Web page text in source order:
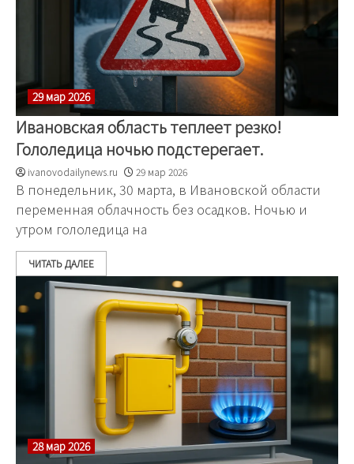
29 мар 2026
Ивановская область теплеет резко!
Гололедица ночью подстерегает.
ivanovodailynews.ru 29 мар 2026
В понедельник, 30 марта, в Ивановской области
переменная облачность без осадков. Ночью и
утром гололедица на
ЧИТАТЬ ДАЛЕЕ
28 мар 2026